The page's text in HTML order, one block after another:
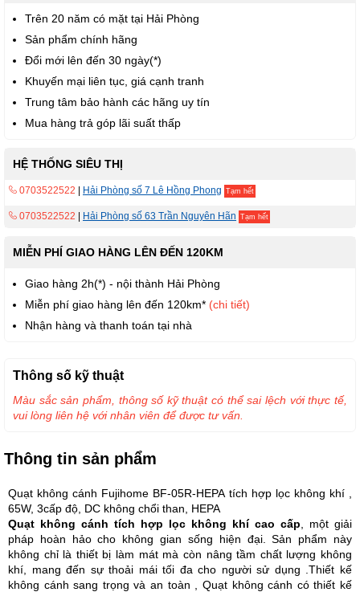
Trên 20 năm có mặt tại Hải Phòng
Sản phẩm chính hãng
Đổi mới lên đến 30 ngày(*)
Khuyến mại liên tục, giá cạnh tranh
Trung tâm bảo hành các hãng uy tín
Mua hàng trả góp lãi suất thấp
HỆ THỐNG SIÊU THỊ
0703522522 Hải Phòng số 7 Lê Hồng Phong Tạm hết
0703522522 Hải Phòng số 63 Trần Nguyên Hãn Tạm hết
MIỄN PHÍ GIAO HÀNG LÊN ĐẾN 120KM
Giao hàng 2h(*) - nội thành Hải Phòng
Miễn phí giao hàng lên đến 120km* (chi tiết)
Nhận hàng và thanh toán tại nhà
Thông tin sản phẩm
Quạt không cánh Fujihome BF-05R-HEPA tích hợp lọc không khí ,
65W, 3cấp độ, DC không chổi than, HEPA
Quạt không cánh tích hợp lọc không khí cao cấp , một giải
pháp hoàn hảo cho không gian sống hiện đại. Sản phẩm này
không chỉ là thiết bị làm mát mà còn nâng tầm chất lượng không
khí, mang đến sự thoải mái tối đa cho người sử dụng .Thiết kế
không cánh sang trọng và an toàn , Quạt không cánh có thiết kế
Thông số kỹ thuật
Màu sắc sản phẩm, thông số kỹ thuật có thể sai lệch với thực tế,
vui lòng liên hệ với nhân viên để được tư vấn.